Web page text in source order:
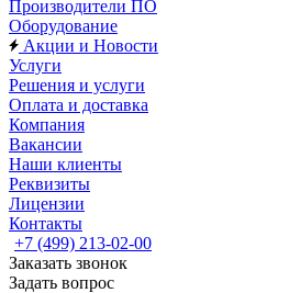
Производители ПО
Оборудование
Акции и Новости
Услуги
Решения и услуги
Оплата и доставка
Компания
Вакансии
Наши клиенты
Реквизиты
Лицензии
Контакты
+7 (499) 213-02-00
Заказать звонок
Задать вопрос